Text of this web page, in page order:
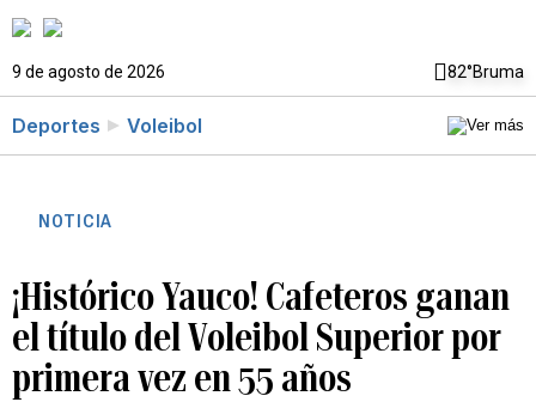
9 de agosto de 2026 82°Bruma
Deportes Voleibol
NOTICIA
¡Histórico Yauco! Cafeteros ganan
el título del Voleibol Superior por
primera vez en 55 años